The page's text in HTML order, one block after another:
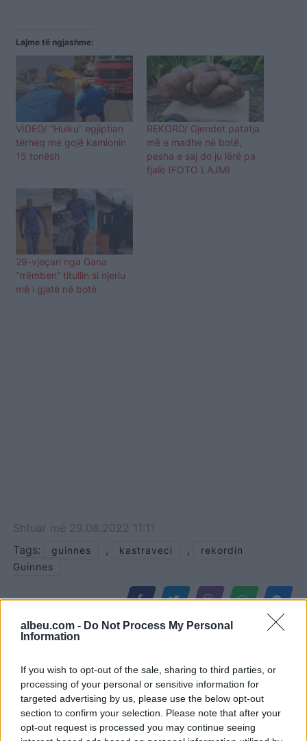
albeu.com - Do Not Process My Personal
Information
If you wish to opt-out of the sale, sharing to third parties, or
processing of your personal or sensitive information for
targeted advertising by us, please use the below opt-out
section to confirm your selection. Please note that after your
opt-out request is processed you may continue seeing
Lajme të ngjashme:
VIDEO/ “Hulku” egjiptian
tërheq me gojë kamionin
15 tonësh
REKORD/ Gjendet patatja
më e madhe në botë,
pesha e saj do ju lërë pa
fjalë (FOTO LAJM)
29-vjeçari nga Gana
“rrëmben” titullin si njeriu
më i gjatë në botë
Shtuar më 29.08.2022 11:11
Tags:
guinnes , kastraveci ,
rekordin
Guinnes